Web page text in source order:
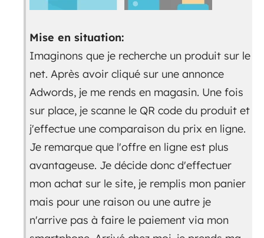
Mise en situation:
Imaginons que je recherche un produit sur le
net. Après avoir cliqué sur une annonce
Adwords, je me rends en magasin. Une fois
sur place, je scanne le QR code du produit et
j'effectue une comparaison du prix en ligne.
Je remarque que l'offre en ligne est plus
avantageuse. Je décide donc d'effectuer
mon achat sur le site, je remplis mon panier
mais pour une raison ou une autre je
n'arrive pas à faire le paiement via mon